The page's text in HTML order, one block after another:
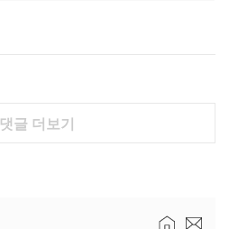
댓글 더보기